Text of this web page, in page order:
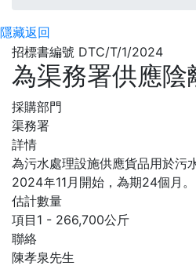
隱藏返回
招標書編號 DTC/T/1/2024
為渠務署供應陰
採購部門
渠務署
詳情
為污水處理設施供應貨品用於污
2024年11月開始，為期24個月。
估計數量
項目1 - 266,700公斤
聯絡
陳孝泉先生